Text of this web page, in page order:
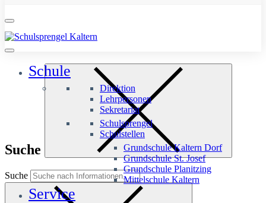
Schule
Direktion
Lehrpersonen
Sekretariat
Schulsprengel
Schulstellen
Grundschule Kaltern Dorf
Grundschule St. Josef
Grundschule Planitzing
Mittelschule Kaltern
Service
Suche
Suche